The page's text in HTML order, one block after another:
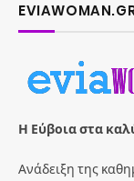
Η Εύβοια στα
Ανάδειξη της